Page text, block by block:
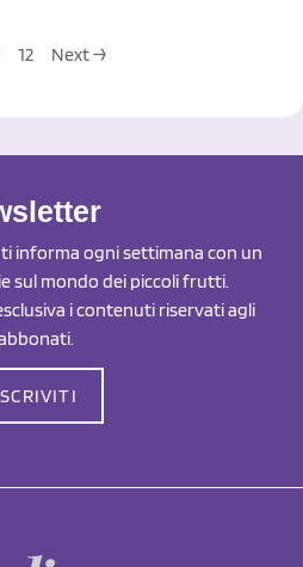
12 Next →
informa ogni settimana con un
sul mondo dei piccoli frutti.
i contenuti riservati agli